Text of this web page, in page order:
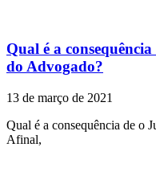
Qual é a
do Advogado?
13 de março de 2021
Qual é a consequência de o
Afinal,